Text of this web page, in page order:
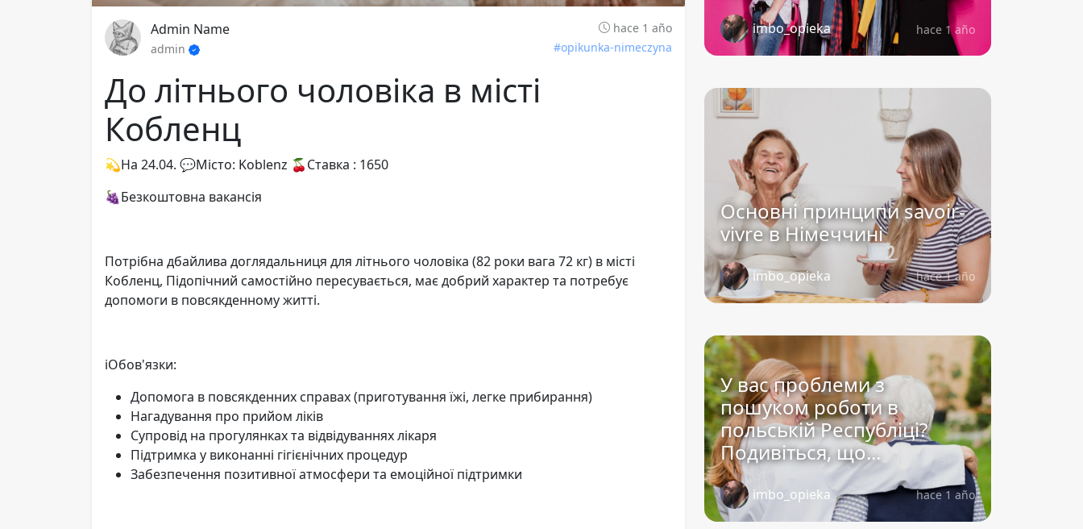
Admin Name
hace 1 año
admin
#opikunka-nimeczyna
До літнього чоловіка в місті
Кобленц
💫На 24.04. 💬Місто: Koblenz 🍒Ставка : 1650
🍇Безкоштовна вакансія
Потрібна дбайлива доглядальниця для літнього чоловіка (82 роки вага 72 кг) в місті
Кобленц, Підопічний самостійно пересувається, має добрий характер та потребує
допомоги в повсякденному житті.
ℹ️Обов'язки:
Допомога в повсякденних справах (приготування їжі, легке прибирання)
Нагадування про прийом ліків
Супровід на прогулянках та відвідуваннях лікаря
Підтримка у виконанні гігієнічних процедур
Забезпечення позитивної атмосфери та емоційної підтримки
imbo_opieka hace 1 año
Основні принципи savoir-
vivre в Німеччині
imbo_opieka hace 1 año
У вас проблеми з
пошуком роботи в
польській Республіці?
Подивіться, що...
imbo_opieka hace 1 año